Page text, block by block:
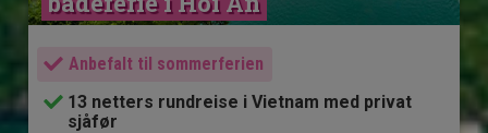
Anbefalt til sommerferien
13 netters rundreise i Vietnam med privat
sjåfør